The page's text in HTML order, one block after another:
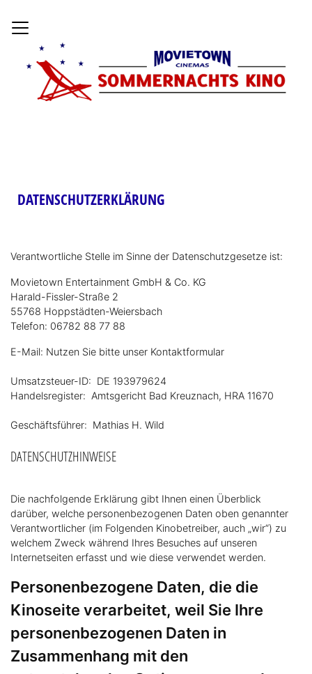
DATENSCHUTZERKLÄRUNG
Verantwortliche Stelle im Sinne der Datenschutzgesetze ist:
Movietown Entertainment GmbH & Co. KG
Harald-Fissler-Straße 2
55768 Hoppstädten-Weiersbach
Telefon: 06782 88 77 88
E-Mail: Nutzen Sie bitte unser Kontaktformular
Umsatzsteuer-ID: DE 193979624
Handelsregister: Amtsgericht Bad Kreuznach, HRA 11670
Geschäftsführer: Mathias H. Wild
DATENSCHUTZHINWEISE
Die nachfolgende Erklärung gibt Ihnen einen Überblick
darüber, welche personenbezogenen Daten oben genannter
Verantwortlicher (im Folgenden Kinobetreiber, auch „wir“) zu
welchem Zweck während Ihres Besuches auf unseren
Internetseiten erfasst und wie diese verwendet werden.
Personenbezogene Daten, die die
Kinoseite verarbeitet, weil Sie Ihre
personenbezogenen Daten in
Zusammenhang mit den